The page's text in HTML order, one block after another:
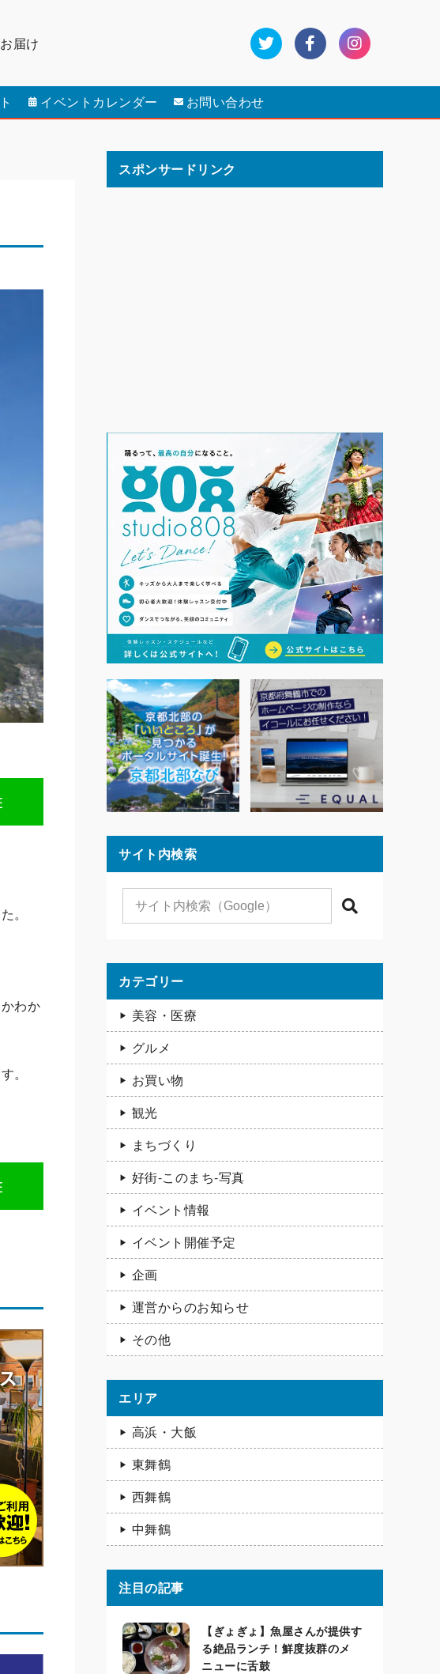
届け
イベントカレンダー お問い合わせ
。
わか
。
スポンサードリンク
サイト内検索
検索
カテゴリー
美容・医療
グルメ
お買い物
観光
まちづくり
好街-このまち-写真
イベント情報
イベント開催予定
企画
運営からのお知らせ
その他
エリア
高浜・大飯
東舞鶴
西舞鶴
中舞鶴
注目の記事
【ぎょぎょ】魚屋さんが提供す
る絶品ランチ！鮮度抜群のメ
ニューに舌鼓